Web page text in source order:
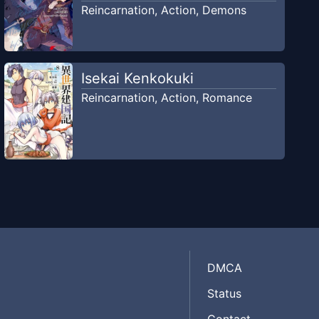
Reincarnation, Action, Demons
Isekai Kenkokuki
Reincarnation, Action, Romance
DMCA
Status